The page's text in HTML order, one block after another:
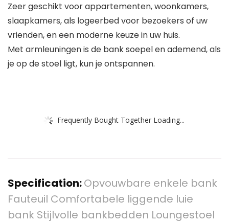
Zeer geschikt voor appartementen, woonkamers,
slaapkamers, als logeerbed voor bezoekers of uw
vrienden, en een moderne keuze in uw huis.
Met armleuningen is de bank soepel en ademend, als
je op de stoel ligt, kun je ontspannen.
Frequently Bought Together Loading...
Specification:Opvouwbare enkele bank
Fauteuil Comfortabele liggende luie
bank Stijlvolle bankbedden Loungestoel